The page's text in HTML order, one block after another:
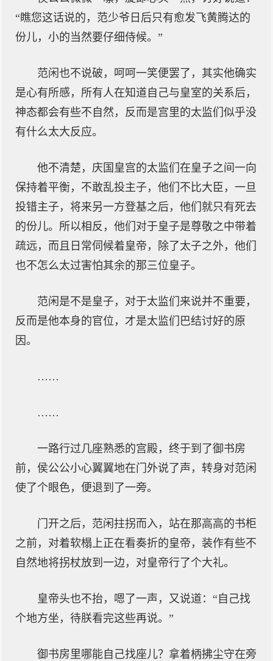
“瞧您这话说的，范少爷日后只有愈发飞黄腾达的
份儿，小的当然要仔细侍候。”
范闲也不说破，呵呵一笑便罢了，其实他确实
是心有所感，所有人在知道自己与皇室的关系后，
神态都会有些不自然，反而是宫里的太监们似乎没
有什么太大反应。
他不清楚，庆国皇宫的太监们在皇子之间一向
保持着平衡，不敢乱投主子，他们不比大臣，一旦
投错主子，将来另一方登基之后，他们就只有死去
的份儿。所以相反，他们对于皇子是尊敬之中带着
疏远，而且日常伺候着皇帝，除了太子之外，他们
也不怎么太过害怕其余的那三位皇子。
范闲是不是皇子，对于太监们来说并不重要，
反而是他本身的官位，才是太监们巴结讨好的原
因。
……
……
一路行过几座熟悉的宫殿，终于到了御书房
前，侯公公小心翼翼地在门外说了声，转身对范闲
使了个眼色，便退到了一旁。
门开之后，范闲拄拐而入，站在那高高的书柜
之前，对着软榻上正在看奏折的皇帝，装作有些不
自然地将拐杖放到一边，对皇帝行了个大礼。
皇帝头也不抬，嗯了一声，又说道：“自己找
个地方坐，待朕看完这些再说。”
御书房里哪能自己找座儿？拿着柄拂尘守在旁